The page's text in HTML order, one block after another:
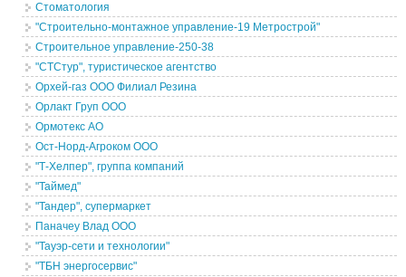
Стоматология
"Строительно-монтажное управление-19 Метрострой"
Строительное управление-250-38
"СТСтур", туристическое агентство
Орхей-газ ООО Филиал Резина
Орлакт Груп ООО
Ормотекс АО
Ост-Норд-Агроком ООО
"Т-Хелпер", группа компаний
"Таймед"
"Тандер", супермаркет
Паначеу Влад ООО
"Тауэр-сети и технологии"
"ТБН энергосервис"